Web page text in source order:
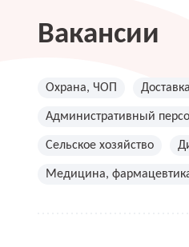
Вакансии
Охрана, ЧОП
Административный
Сельское хозяйство
Медицина,